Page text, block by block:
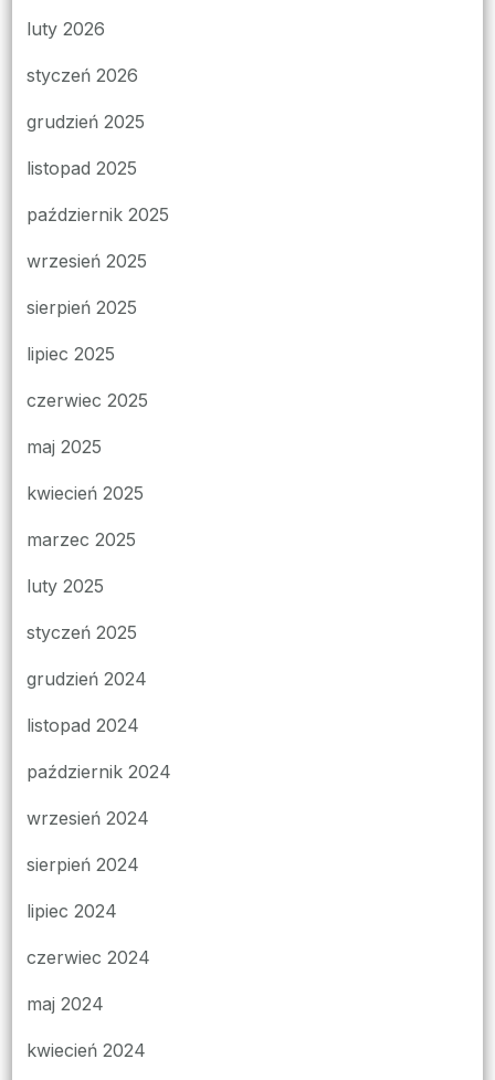
luty 2026
styczeń 2026
grudzień 2025
listopad 2025
październik 2025
wrzesień 2025
sierpień 2025
lipiec 2025
czerwiec 2025
maj 2025
kwiecień 2025
marzec 2025
luty 2025
styczeń 2025
grudzień 2024
listopad 2024
październik 2024
wrzesień 2024
sierpień 2024
lipiec 2024
czerwiec 2024
maj 2024
kwiecień 2024